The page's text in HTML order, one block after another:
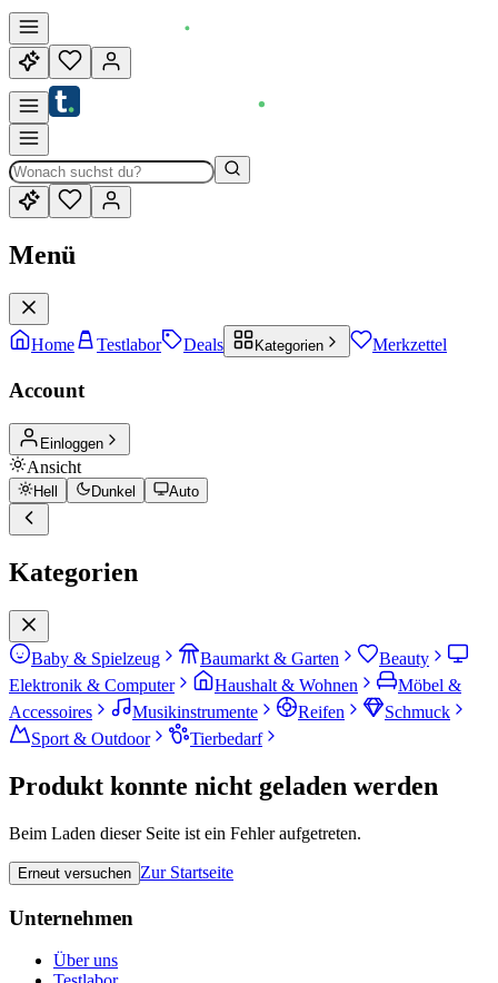
Menü
Home Testlabor Deals Kategorien Merkzettel
Account
Einloggen
Ansicht
Hell Dunkel Auto
Kategorien
Baby & Spielzeug Baumarkt & Garten
Beauty
Elektronik & Computer
Haushalt & Wohnen
Möbel &
Accessoires
Musikinstrumente Reifen
Schmuck
Sport & Outdoor
Tierbedarf
Produkt konnte nicht geladen werden
Beim Laden dieser Seite ist ein Fehler aufgetreten.
Erneut versuchen Zur Startseite
Unternehmen
Über uns